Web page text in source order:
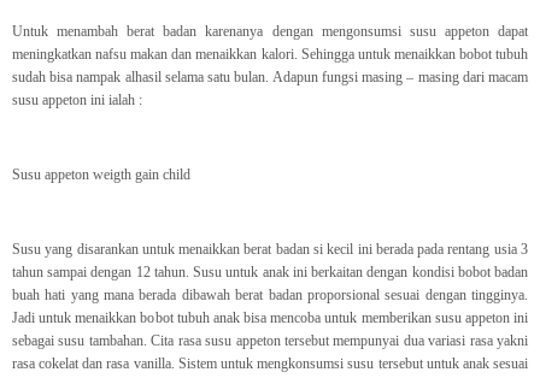
Untuk menambah berat badan karenanya dengan mengonsumsi susu appeton dapat
meningkatkan nafsu makan dan menaikkan kalori. Sehingga untuk menaikkan bobot tubuh
sudah bisa nampak alhasil selama satu bulan. Adapun fungsi masing – masing dari macam
susu appeton ini ialah :
Susu appeton weigth gain child
Susu yang disarankan untuk menaikkan berat badan si kecil ini berada pada rentang usia 3
tahun sampai dengan 12 tahun. Susu untuk anak ini berkaitan dengan kondisi bobot badan
buah hati yang mana berada dibawah berat badan proporsional sesuai dengan tingginya.
Jadi untuk menaikkan bobot tubuh anak bisa mencoba untuk memberikan susu appeton ini
sebagai susu tambahan. Cita rasa susu appeton tersebut mempunyai dua variasi rasa yakni
rasa cokelat dan rasa vanilla. Sistem untuk mengkonsumsi susu tersebut untuk anak sesuai